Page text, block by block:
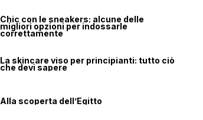
Chic con le sneakers: alcune delle
migliori opzioni per indossarle
correttamente
La skincare viso per principianti: tutto ciò
che devi sapere
Alla scoperta dell’Egitto